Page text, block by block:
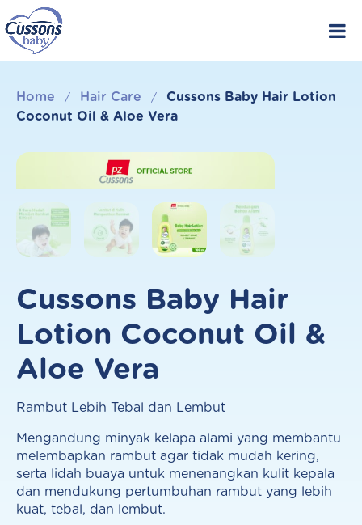
to
content
Home / Hair Care /
Cussons Baby Hair Lotion
Coconut Oil & Aloe Vera
Cussons Baby Hair
Lotion Coconut Oil &
Aloe Vera
Rambut Lebih Tebal dan Lembut
Mengandung minyak kelapa alami yang membantu
melembapkan rambut agar tidak mudah kering,
serta lidah buaya untuk menenangkan kulit kepala
dan mendukung pertumbuhan rambut yang lebih
kuat, tebal, dan lembut.